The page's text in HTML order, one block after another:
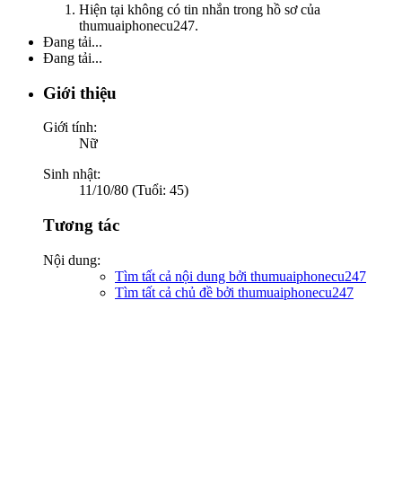
Hiện tại không có tin nhắn trong hồ sơ của
thumuaiphonecu247.
Đang tải...
Đang tải...
Giới thiệu
Giới tính:
Nữ
Sinh nhật:
11/10/80 (Tuổi: 45)
Tương tác
Nội dung:
Tìm tất cả nội dung bởi thumuaiphonecu247
Tìm tất cả chủ đề bởi thumuaiphonecu247